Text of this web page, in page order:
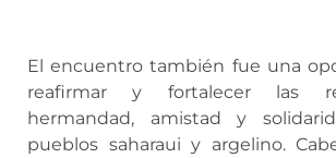
El encuentro también fue una
reafirmar y fortalecer las
hermandad, amistad y
pueblos saharaui y argelino.